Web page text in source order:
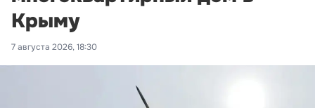
Крыму
7 августа 2026, 18:30